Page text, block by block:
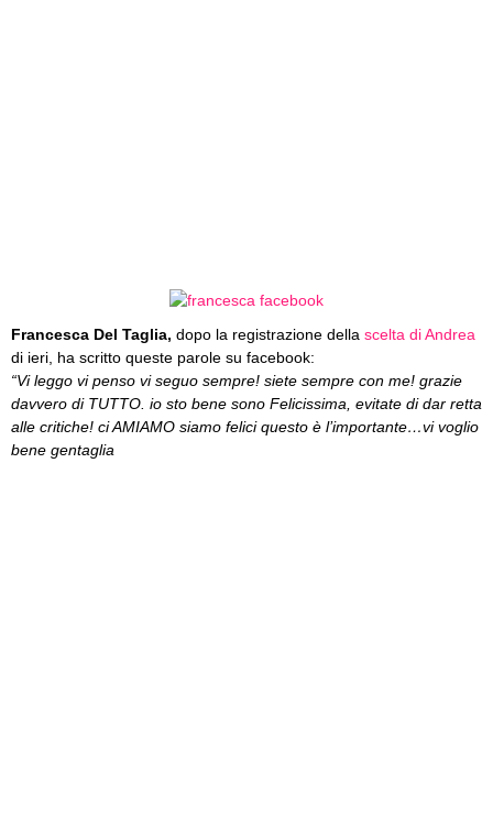
Francesca Del Taglia, dopo la registrazione della scelta di Andrea
di ieri, ha scritto queste parole su facebook:
“Vi leggo vi penso vi seguo sempre! siete sempre con me! grazie
davvero di TUTTO. io sto bene sono Felicissima, evitate di dar retta
alle critiche! ci AMIAMO siamo felici questo è l’importante…vi voglio
bene gentaglia